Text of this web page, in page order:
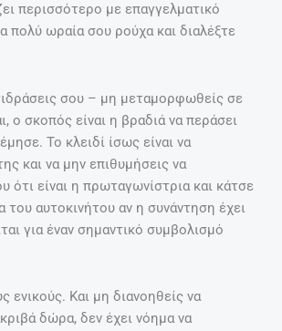
περισσότερο με επαγγελματικό
πολύ ωραία σου ρούχα και διαλέξτε
σου – μη μεταμορφωθείς σε
ο σκοπός είναι η βραδιά να περάσει
Το κλειδί ίσως είναι να
και να μην επιθυμήσεις να
ότι είναι η πρωταγωνίστρια και κάτσε
του αυτοκινήτου αν η συνάντηση έχει
για έναν σημαντικό συμβολισμό
ενικούς. Και μη διανοηθείς να
δώρα, δεν έχει νόημα να